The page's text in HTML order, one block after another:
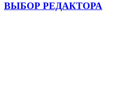
ВЫБОР РЕДАКТОРА